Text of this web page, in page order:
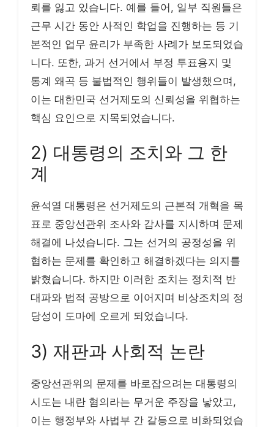
뢰를 잃고 있습니다. 예를 들어, 일부 직원들은
근무 시간 동안 사적인 학업을 진행하는 등 기
본적인 업무 윤리가 부족한 사례가 보도되었습
니다. 또한, 과거 선거에서 부정 투표용지 및
통계 왜곡 등 불법적인 행위들이 발생했으며,
이는 대한민국 선거제도의 신뢰성을 위협하는
핵심 요인으로 지목되었습니다.
2) 대통령의 조치와 그 한
계
윤석열 대통령은 선거제도의 근본적 개혁을 목
표로 중앙선관위 조사와 감사를 지시하며 문제
해결에 나섰습니다. 그는 선거의 공정성을 위
협하는 문제를 확인하고 해결하겠다는 의지를
밝혔습니다. 하지만 이러한 조치는 정치적 반
대파와 법적 공방으로 이어지며 비상조치의 정
당성이 도마에 오르게 되었습니다.
3) 재판과 사회적 논란
중앙선관위의 문제를 바로잡으려는 대통령의
시도는 내란 혐의라는 무거운 주장을 낳았고,
이는 행정부와 사법부 간 갈등으로 비화되었습